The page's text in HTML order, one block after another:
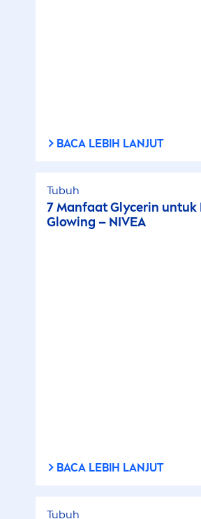
BACA LEBIH LANJUT
Tubuh
7 Manfaat Glycerin untuk
Glowing – NIVEA
BACA LEBIH LANJUT
Tubuh